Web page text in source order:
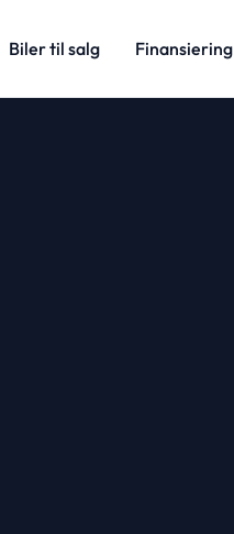
Biler til salg Finansiering